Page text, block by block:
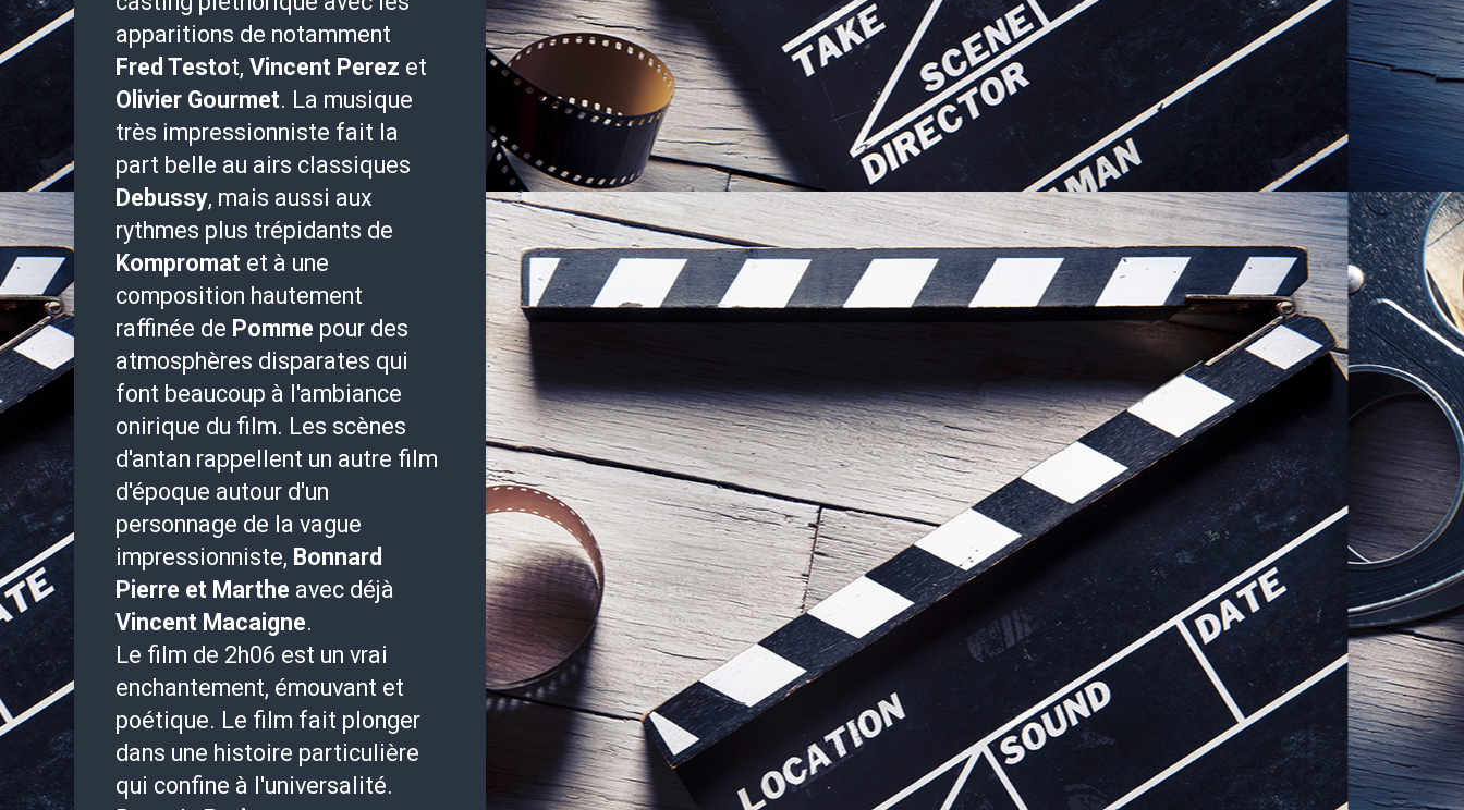
apparitions de notamment
Fred Testot,Vincent Perez et
Olivier Gourmet. La musique
très impressionniste fait la
part belle au airs classiques
Debussy, mais aussi aux
rythmes plus trépidants de
Kompromat et à une
composition hautement
raffinée de Pomme pour des
atmosphères disparates qui
font beaucoup à l'ambiance
onirique du film. Les scènes
d'antan rappellent un autre film
d'époque autour d'un
personnage de la vague
impressionniste, Bonnard
Pierre et Marthe avec déjà
Vincent Macaigne.
Le film de 2h06 est un vrai
enchantement, émouvant et
poétique. Le film fait plonger
dans une histoire particulière
qui confine à l'universalité.